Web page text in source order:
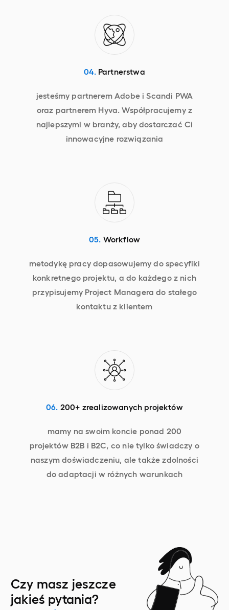
04.Partnerstwa
jesteśmy partnerem Adobe i Scandi PWA
oraz partnerem Hyva. Współpracujemy z
najlepszymi w branży, aby dostarczać Ci
innowacyjne rozwiązania
05. Workflow
metodykę pracy dopasowujemy do specyfiki
konkretnego projektu, a do każdego z nich
przypisujemy Project Managera do stałego
kontaktu z klientem
06. 200+ zrealizowanych projektów
mamy na swoim koncie ponad 200
projektów B2B i B2C, co nie tylko świadczy o
naszym doświadczeniu, ale także zdolności
do adaptacji w różnych warunkach
Czy masz jeszcze
jakieś pytania?